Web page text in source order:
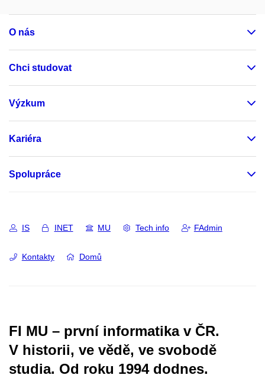
O nás
Chci studovat
Výzkum
Kariéra
Spolupráce
IS INET MU Tech info FAdmin
Kontakty Domů
FI MU – první informatika v ČR.
V historii, ve vědě, ve svobodě
studia. Od roku 1994 dodnes.